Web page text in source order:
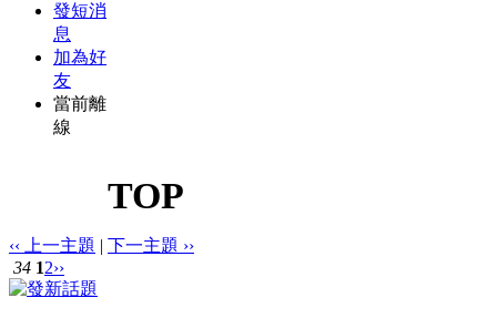
發短消
息
加為好
友
當前離
線
TOP
‹‹ 上一主題 | 下一主題 ››
34 12››